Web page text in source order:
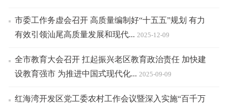
市委工作务虚会召开 高质量编制好“十五五”规划 有力
有效引领汕尾高质量发展和现代... 2025-12-09
全市教育大会召开 扛起振兴老区教育政治责任 加快建
设教育强市 为推进中国式现代化... 2025-09-09
红海湾开发区党工委农村工作会议暨深入实施“百千万